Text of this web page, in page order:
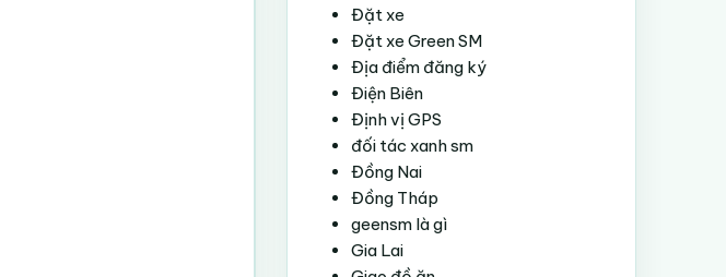
Đặt xe
Đặt xe Green SM
Địa điểm đăng ký
Điện Biên
Định vị GPS
đối tác xanh sm
Đồng Nai
Đồng Tháp
geensm là gì
Gia Lai